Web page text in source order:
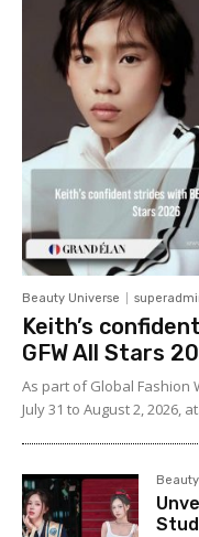
Beauty Universe
Keith’s
GFW All Stars
As part of Global Fashion
July 31 to August 2, 2026,